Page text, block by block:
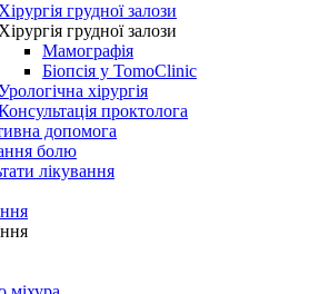
Хірургія грудної залози
Хірургія грудної залози
Мамографія
Біопсія у TomoClinic
хірургія
проктолога
допомога
болю
лікування